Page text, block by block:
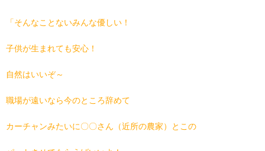
「そんなことないみんな優しい！
子供が生まれても安心！
自然はいいぞ～
職場が遠いなら今のところ辞めて
カーチャンみたいに〇〇さん（近所の農家）とこの